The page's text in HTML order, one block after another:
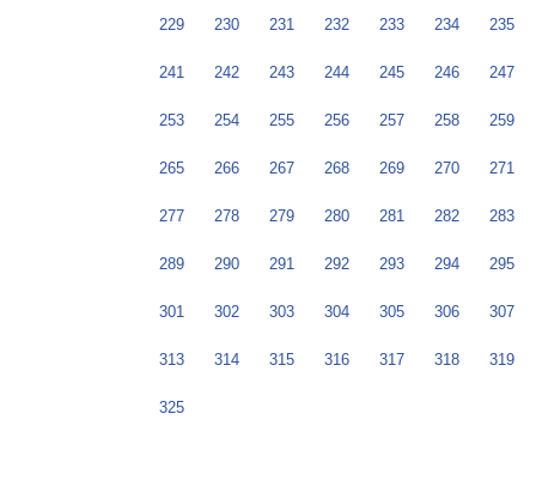
229 230 231 232 233 234 235
241 242 243 244 245 246 247
253 254 255 256 257 258 259
265 266 267 268 269 270 271
277 278 279 280 281 282 283
289 290 291 292 293 294 295
301 302 303 304 305 306 307
313 314 315 316 317 318 319
325